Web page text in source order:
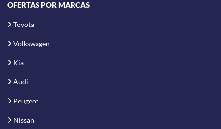
OFERTAS POR MARCAS
Toyota
Volkswagen
Kia
Audi
Peugeot
Nissan